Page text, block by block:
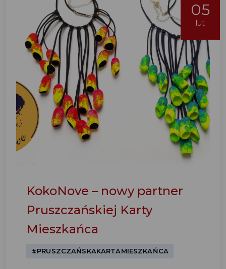
05
lut
KokoNove – nowy partner
Pruszczańskiej Karty
Mieszkańca
#PRUSZCZAŃSKAKARTAMIESZKAŃCA